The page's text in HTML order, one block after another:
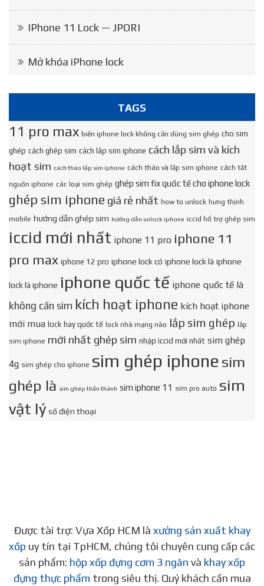
IPhone 11 Lock — JPORI
Mở khóa iPhone lock
TAGS
11 pro max biến iphone lock không cần dùng sim ghép cho sim
ghép cách ghép sim cách lắp sim iphone cách lắp sim và kích
hoạt sim cách tháo lắp sim iphone cách tháo và lắp sim iphone cách tắt
nguồn iphone các loại sim ghép ghép sim fix quốc tế cho iphone lock
ghép sim iphone giá rẻ nhất how to unlock hưng thịnh
mobile hướng dẫn ghép sim hướng dẫn unlock iphone iccid hổ trợ ghép sim
iccid mới nhất iphone 11 pro iphone 11
pro max iphone 12 pro iphone lock có iphone lock là iphone
lock là iphone iphone quốc tế iphone quốc tế là
không cần sim kích hoạt iphone kích hoạt iphone
mới mua lock hay quốc tế lock nhà mạng nào lắp sim ghép lắp
sim iphone mới nhất ghép sim nhập iccid mới nhất sim ghép
4g sim ghép cho iphone sim ghép iphone sim
ghép là sim ghép thần thánh sim iphone 11 sim pro auto sim
vật lý số điện thoại
Được tài trợ: Vựa Xốp HCM là xưởng sản xuất khay
xốp uy tín tại TpHCM, chúng tôi chuyên cung cấp các
sản phẩm: hộp xốp đựng cơm 3 ngăn và khay xốp
đựng thực phẩm trong siêu thị. Quý khách cần mua